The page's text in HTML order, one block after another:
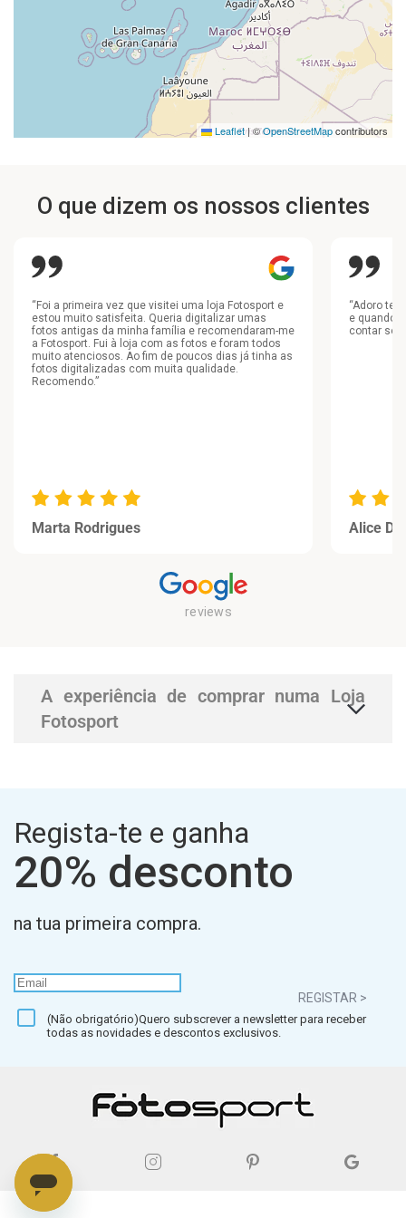
Leaflet|©OpenStreetMapcontributors
O que dizem os nossos clientes
“Foi a primeira vez que visitei uma loja Fotosport e
estou muito satisfeita. Queria digitalizar umas
fotos antigas da minha família e recomendaram-me
a Fotosport. Fui à loja com as fotos e foram todos
muito atenciosos. Ao fim de poucos dias já tinha as
fotos digitalizadas com muita qualidade.
Recomendo.”
Marta Rodrigues
“Adoro ter
e quando
contar
Alice
A experiência de comprar numa Loja
Fotosport
Regista-te e ganha
20% desconto
na tua primeira compra.
REGISTAR >
(Não obrigatório)Quero subscrever a newsletter para receber
todas as novidades e descontos exclusivos.